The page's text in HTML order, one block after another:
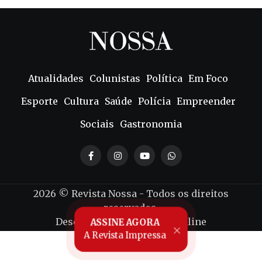
Atualidades Colunistas Política Em Foco
Esporte Cultura Saúde Polícia Empreender
Sociais Gastronomia
2026 © Revista Nossa - Todos os direitos
reservados.
Desenvolvido porMind7 Online
ASSINE AGORA
A Revista Impressa